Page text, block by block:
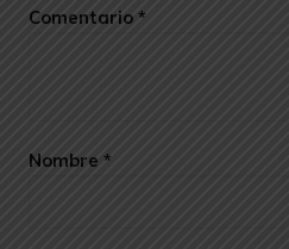
o n
Comentario *
Nombre *